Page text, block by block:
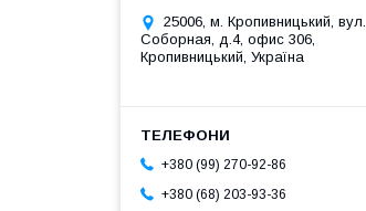
25006, м. Кропивницький, вул.
Соборная, д.4, офис 306,
Кропивницький, Україна
+380 (99) 270-92-86
+380 (68) 203-93-36